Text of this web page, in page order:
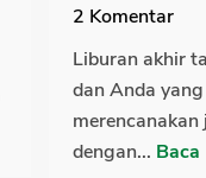
2 Komentar
Liburan akhir
dan Anda
dengan...